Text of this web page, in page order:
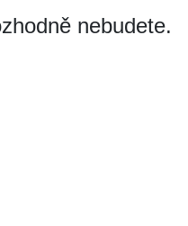
nebudete.